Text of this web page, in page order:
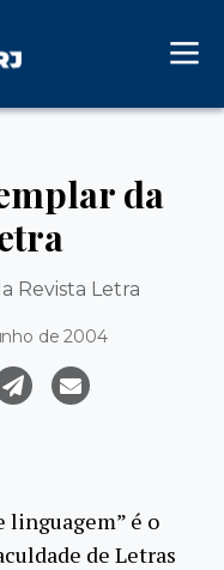
da
Revista Letra
de 2004
linguagem” é o
de Letras